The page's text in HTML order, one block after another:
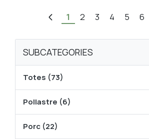
SUBCATEGORIES
Totes (73)
Pollastre (6)
Porc (22)
1 2 3 4 5 6